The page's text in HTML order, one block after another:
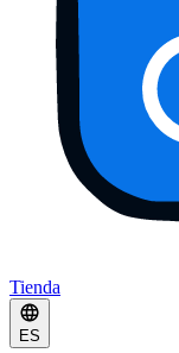
Tienda
ES